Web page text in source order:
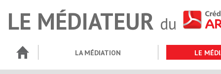
LE MÉDIATEUR du
LA MÉDIATION LE